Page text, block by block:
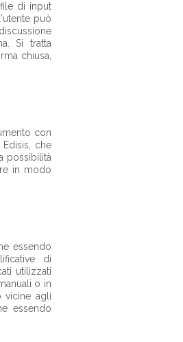
di input
può
Si tratta
chiusa,
con
che
possibilità
in modo
essendo
di
utilizzati
o in
vicine agli
essendo